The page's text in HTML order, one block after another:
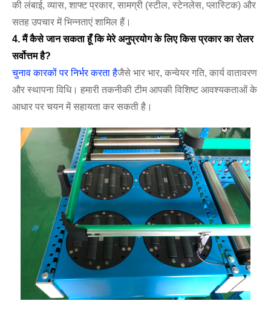
की लंबाई, व्यास, शाफ्ट प्रकार, सामग्री (स्टील, स्टेनलेस, प्लास्टिक) और
सतह उपचार में भिन्नताएं शामिल हैं।
4. मैं कैसे जान सकता हूँ कि मेरे अनुप्रयोग के लिए किस प्रकार का रोलर
सर्वोत्तम है?
चुनाव कारकों पर निर्भर करता हैजैसे भार भार, कन्वेयर गति, कार्य वातावरण
और स्थापना विधि। हमारी तकनीकी टीम आपकी विशिष्ट आवश्यकताओं के
आधार पर चयन में सहायता कर सकती है।